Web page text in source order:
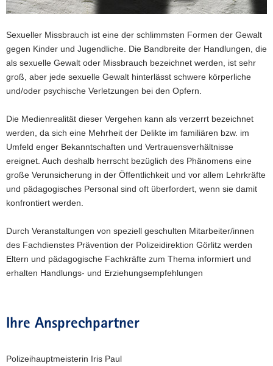
a
Sexueller Missbrauch ist eine der schlimmsten Formen der Gewalt
gegen Kinder und Jugendliche. Die Bandbreite der Handlungen, die
als sexuelle Gewalt oder Missbrauch bezeichnet werden, ist sehr
groß, aber jede sexuelle Gewalt hinterlässt schwere körperliche
und/oder psychische Verletzungen bei den Opfern.
Die Medienrealität dieser Vergehen kann als verzerrt bezeichnet
werden, da sich eine Mehrheit der Delikte im familiären bzw. im
Umfeld enger Bekanntschaften und Vertrauensverhältnisse
ereignet. Auch deshalb herrscht bezüglich des Phänomens eine
große Verunsicherung in der Öffentlichkeit und vor allem Lehrkräfte
und pädagogisches Personal sind oft überfordert, wenn sie damit
konfrontiert werden.
Durch Veranstaltungen von speziell geschulten Mitarbeiter/innen
des Fachdienstes Prävention der Polizeidirektion Görlitz werden
Eltern und pädagogische Fachkräfte zum Thema informiert und
erhalten Handlungs- und Erziehungsempfehlungen
Ihre Ansprechpartner
Polizeihauptmeisterin Iris Paul